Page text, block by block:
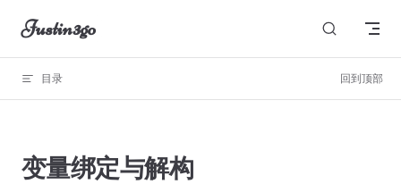
Skip to content
Justin3go
目录 回到顶部
图片无法显示
变量绑定与解构